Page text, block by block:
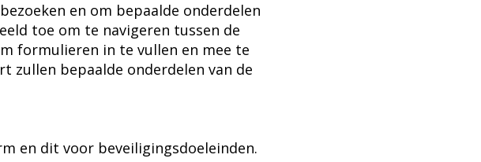
en om bepaalde onderdelen
toe om te navigeren tussen de
formulieren in te vullen en mee te
zullen bepaalde onderdelen van de
en dit voor beveiligingsdoeleinden.